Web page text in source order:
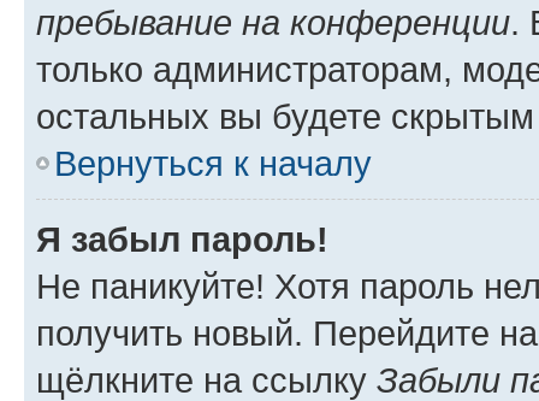
пребывание на конференции.
только администраторам,
остальных вы будете
Вернуться к началу
Я забыл пароль!
Не паникуйте! Хотя пароль
получить новый. Перейдите
щёлкните на ссылку Забыли